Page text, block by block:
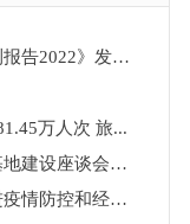
《中国西部地区县域发展监测报告2022》发布...
万人次 旅...
第十八次陕北高端能源化工基地建设座谈会在...
胡和平在榆林市调研统筹推进疫情防控和经济...